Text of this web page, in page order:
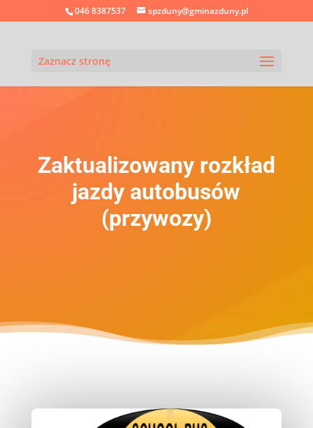
046 8387537 spzduny@gminazduny.pl
Zaznacz stronę
Zaktualizowany rozkład
jazdy autobusów
(przywozy)